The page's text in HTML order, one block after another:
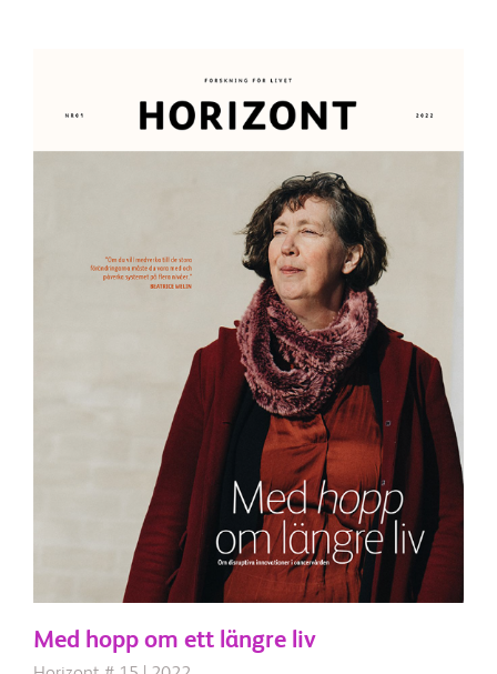
Med hopp om ett längre liv